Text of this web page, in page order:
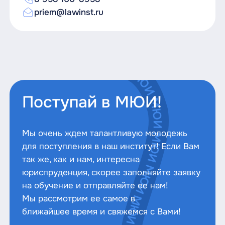
Наши преподаватели имеют
подтвержденный опыт подготовки
Мини- группы (до 8 чел) позволяют
уделять внимание и консультировать
У каждого ученика будет
возможность личной сессии с
каждым преподавателем во время
прохождения курса.
priem@lawinst.ru
Поступай в МЮИ!
Мы очень ждем талантливую молодежь
для поступления в наш институт! Если Вам
так же, как и нам, интересна
юриспруденция, скорее заполняйте заявку
на обучение и отправляйте ее нам!
Мы рассмотрим ее самое в
ближайшее время и свяжемся с Вами!